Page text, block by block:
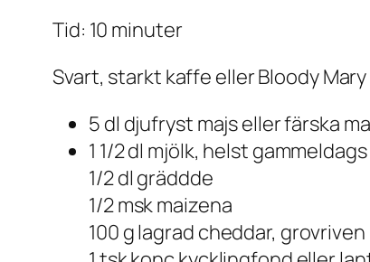
Tid: 10 minuter
Svart, starkt kaffe eller Bloody
5 dl djufryst majs eller färska
1 1/2 dl mjölk, helst gammeldags
1/2 dl gräddde
1/2 msk maizena
100 g lagrad cheddar, grovriven